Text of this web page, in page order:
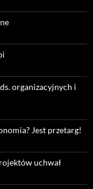
organizacyjnych i
Jest przetarg!
uchwał